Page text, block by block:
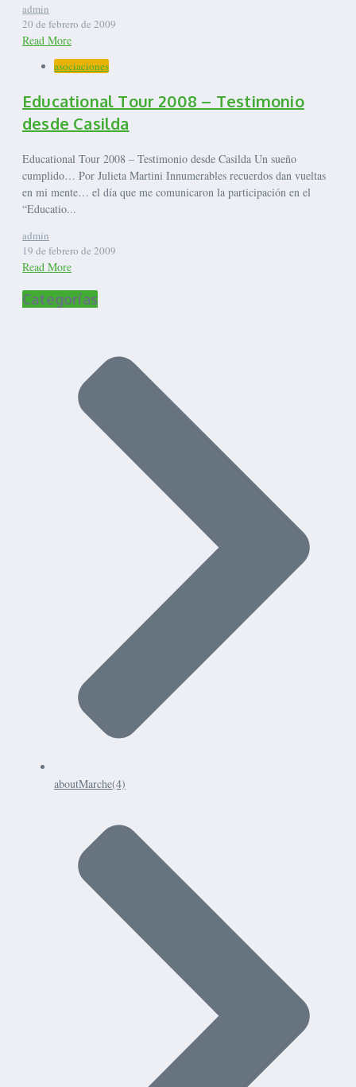
admin
20 de febrero de 2009
Read More
asociaciones
Educational Tour 2008 – Testimonio
desde Casilda
Educational Tour 2008 – Testimonio desde Casilda Un sueño
cumplido… Por Julieta Martini Innumerables recuerdos dan vueltas
en mi mente… el día que me comunicaron la participación en el
“Educatio...
admin
19 de febrero de 2009
Read More
Categorías
aboutMarche(4)